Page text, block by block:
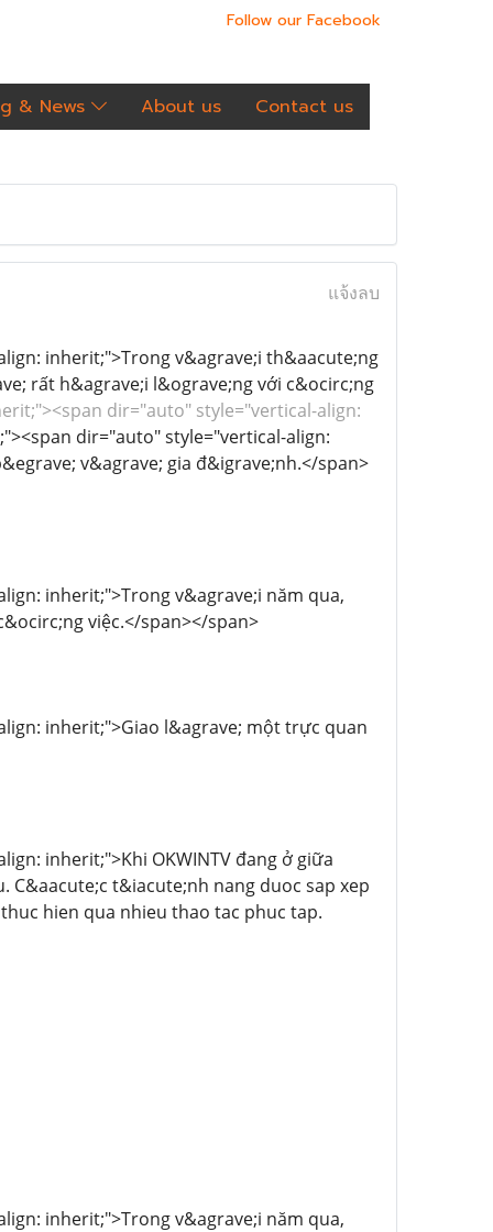
Follow our Facebook
& News About us Contact us
แจ้งลบ
inherit;">Trong v&agrave;i th&aacute;ng
rất h&agrave;i l&ograve;ng với c&ocirc;ng
dir="auto" style="vertical-align:
dir="auto" style="vertical-align:
v&agrave; gia đ&igrave;nh.</span>
inherit;">Trong v&agrave;i năm qua,
việc.</span></span>
inherit;">Giao l&agrave; một trực quan
inherit;">Khi OKWINTV đang ở giữa
t&iacute;nh nang duoc sap xep
hien qua nhieu thao tac phuc tap.
inherit;">Trong v&agrave;i năm qua,